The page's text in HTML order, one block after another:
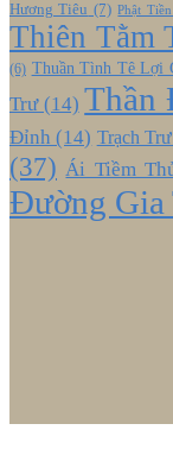
Hương Tiêu (7) Phật
Thiên Tằm
(6) Thuần Tình Tê Lợi
Trư(14) Thần
Đỉnh (14) Trạch Trư
(37) Ái Tiềm
Đường Gia